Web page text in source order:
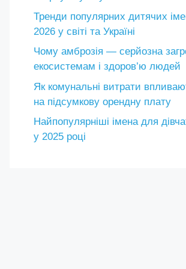
Тренди популярних дитячих
2026 у світі та Україні
Чому амброзія — серйозна
екосистемам і здоров’ю людей
Як комунальні витрати
на підсумкову орендну плату
Найпопулярніші імена для
у 2025 році